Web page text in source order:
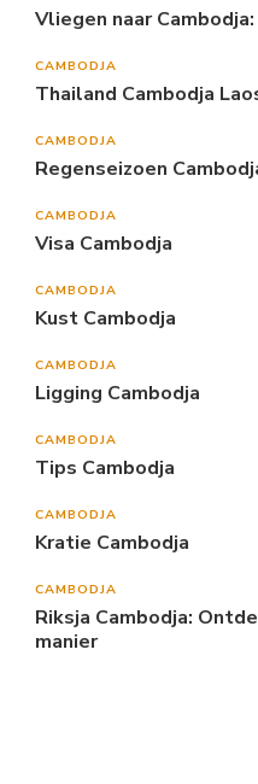
Vliegen naar
CAMBODJA
Thailand Cambodja
CAMBODJA
Regenseizoen
CAMBODJA
Visa Cambodja
CAMBODJA
Kust Cambodja
CAMBODJA
Ligging Cambodja
CAMBODJA
Tips Cambodja
CAMBODJA
Kratie Cambodja
CAMBODJA
Riksja Cambodja:
manier